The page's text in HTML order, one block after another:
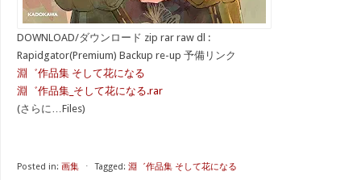
DOWNLOAD/ダウンロード zip rar raw dl :
Rapidgator(Premium) Backup re-up 予備リンク
淵゛作品集 そして花になる
淵゛作品集_そして花になる.rar
(さらに…Files)
Posted in: 画集 ⋅ Tagged: 淵゛作品集 そして花になる